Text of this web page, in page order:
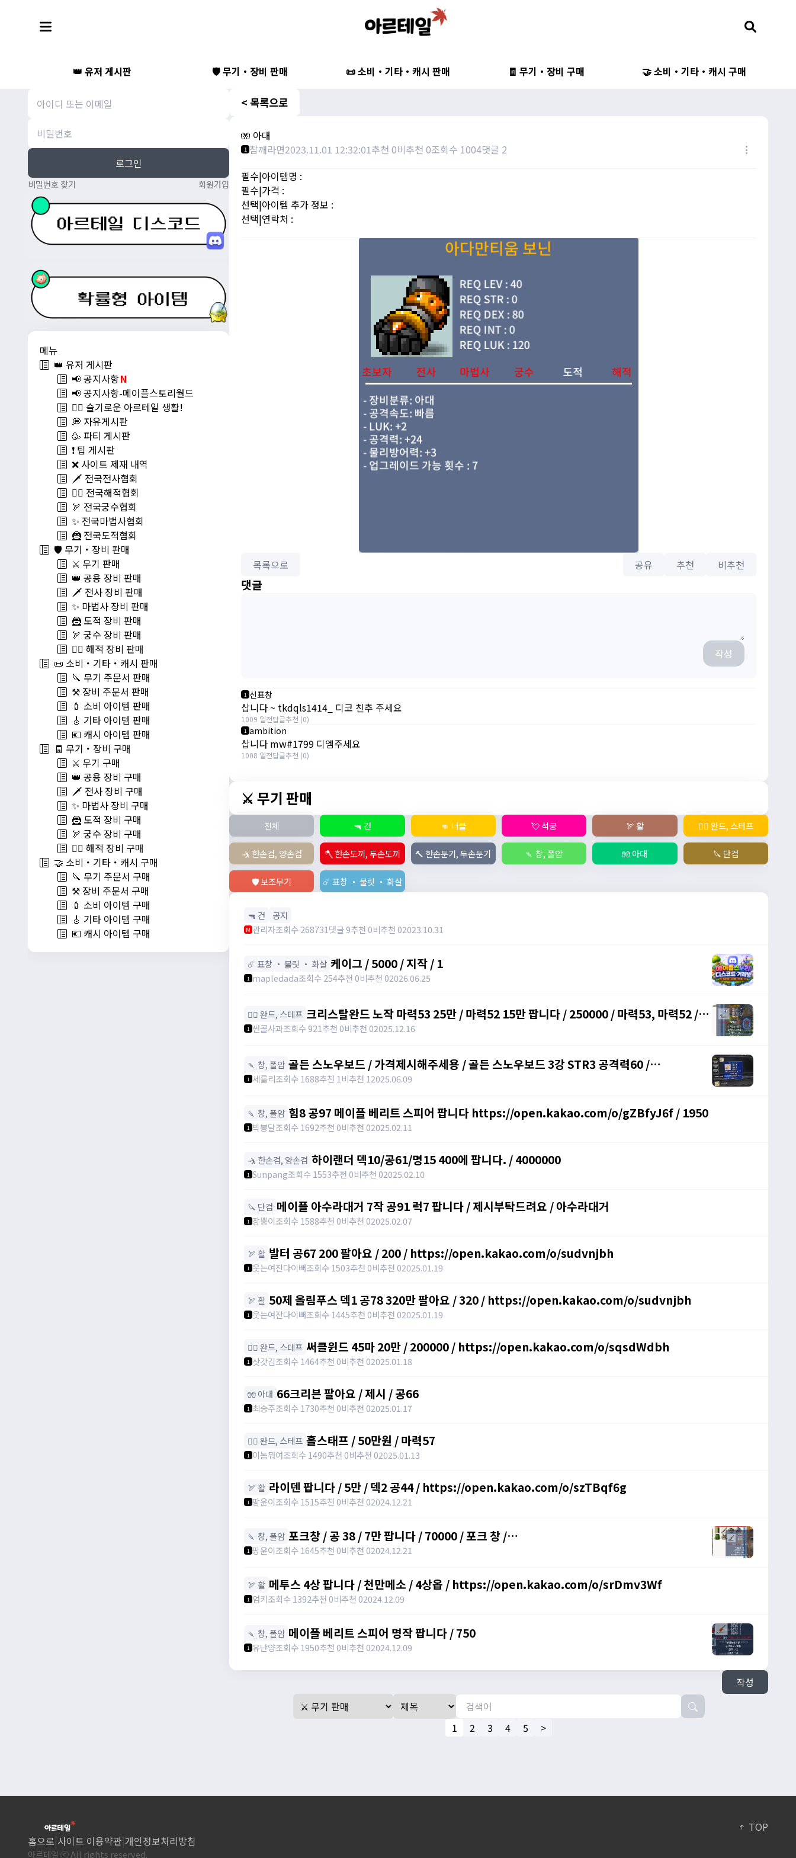
👑 유저 게시판 🛡️ 무기・장비 판매 📜 소비・기타・캐시 판매 🧾 무기・장비 구매 🤝 소비・기타・캐시 구매
로그인
비밀번호 찾기 회원가입
메뉴
👑 유저 게시판
📢 공지사항N
📢 공지사항-메이플스토리월드
💁‍♂ 슬기로운 아르테일 생활!
💭 자유게시판
🥳 파티 게시판
❗️ 팁 게시판
❌ 사이트 제재 내역
🗡️ 전국전사협회
🏴‍☠️ 전국해적협회
🏹 전국궁수협회
✨ 전국마법사협회
🦹 전국도적협회
🛡️ 무기・장비 판매
⚔️ 무기 판매
👑 공용 장비 판매
🗡️ 전사 장비 판매
✨ 마법사 장비 판매
🦹 도적 장비 판매
🏹 궁수 장비 판매
🏴‍☠️ 해적 장비 판매
📜 소비・기타・캐시 판매
🔪 무기 주문서 판매
⚒️ 장비 주문서 판매
🍼 소비 아이템 판매
🎸 기타 아이템 판매
💶 캐시 아이템 판매
🧾 무기・장비 구매
⚔️ 무기 구매
👑 공용 장비 구매
🗡️ 전사 장비 구매
✨ 마법사 장비 구매
🦹 도적 장비 구매
🏹 궁수 장비 구매
🏴‍☠️ 해적 장비 구매
🤝 소비・기타・캐시 구매
🔪 무기 주문서 구매
⚒️ 장비 주문서 구매
🍼 소비 아이템 구매
🎸 기타 아이템 구매
💶 캐시 아이템 구매
< 목록으로
🧤 아대
1 참깨라면2023.11.01 12:32:01추천 0비추천 0조회수 1004댓글 2
필수|아이템명 :
필수|가격 :
선택|아이템 추가 정보 :
선택|연락처 :
목록으로 공유 추천 비추천
댓글
작성
1 신표창
삽니다 ~ tkdqls1414_ 디코 친추 주세요
1009 일전답글추천 (0)
1 ambition
삽니다 mw#1799 디엠주세요
1008 일전답글추천 (0)
⚔️ 무기 판매
전체 🔫 건 👊 너클 💘 석궁 🏹 활 🧙‍♀️ 완드, 스테프
🤺 한손검, 양손검 🪓 한손도끼, 두손도끼 🔨 한손둔기, 두손둔기 🍡 창, 폴암 🧤 아대 🔪 단검
🛡️ 보조무기 ☄️ 표창 ・ 불릿 ・ 화살
🔫 건 공지
M 관리자조회수 268731댓글 9추천 0비추천 02023.10.31
☄️ 표창 ・ 불릿 ・ 화살 케이그 / 5000 / 지작 / 1
1 mapledada조회수 254추천 0비추천 02026.06.25
🧙‍♀️ 완드, 스테프 크리스탈완드 노작 마력53 25만 / 마력52 15만 팝니다 / 250000 / 마력53, 마력52 /
https://open.kakao.com/o/sdHYKEcg
1 썬콜사과조회수 921추천 0비추천 02025.12.16
🍡 창, 폴암 골든 스노우보드 / 가격제시해주세용 / 골든 스노우보드 3강 STR3 공격력60 /
awwy3820@naver.com
1 세를리조회수 1688추천 1 비추천 12025.06.09
🍡 창, 폴암 힘8 공97 메이플 베리트 스피어 팝니다 https://open.kakao.com/o/gZBfyJ6f / 1950
1 박봉달조회수 1692추천 0비추천 02025.02.11
🤺 한손검, 양손검 하이랜더 덱10/공61/명15 400에 팝니다. / 4000000
1 Sunpang조회수 1553추천 0비추천 02025.02.10
🔪 단검 메이플 아수라대거 7작 공91 럭7 팝니다 / 제시부탁드려요 / 아수라대거
1 장뿡이조회수 1588추천 0비추천 02025.02.07
🏹 활 발터 공67 200 팔아요 / 200 / https://open.kakao.com/o/sudvnjbh
1 웃는여잔다이뻐조회수 1503추천 0비추천 02025.01.19
🏹 활 50제 올림푸스 덱1 공78 320만 팔아요 / 320 / https://open.kakao.com/o/sudvnjbh
1 웃는여잔다이뻐조회수 1445추천 0비추천 02025.01.19
🧙‍♀️ 완드, 스테프 써클윈드 45마 20만 / 200000 / https://open.kakao.com/o/sqsdWdbh
1 삿갓김조회수 1464추천 0비추천 02025.01.18
🧤 아대 66크리븐 팔아요 / 제시 / 공66
1 최승주조회수 1730추천 0비추천 02025.01.17
🧙‍♀️ 완드, 스테프 홀스태프 / 50만원 / 마력57
1 이놈뭐여조회수 1490추천 0비추천 02025.01.13
🏹 활 라이덴 팝니다 / 5만 / 덱2 공44 / https://open.kakao.com/o/szTBqf6g
1 팡윤이조회수 1515추천 0비추천 02024.12.21
🍡 창, 폴암 포크창 / 공 38 / 7만 팝니다 / 70000 / 포크 창 /
https://open.kakao.com/o/szTBqf6g
1 팡윤이조회수 1645추천 0비추천 02024.12.21
🏹 활 메투스 4상 팝니다 / 천만메소 / 4상옵 / https://open.kakao.com/o/srDmv3Wf
1 엄키조회수 1392추천 0비추천 02024.12.09
🍡 창, 폴암 메이플 베리트 스피어 명작 팝니다 / 750
1 유난양조회수 1950추천 0비추천 02024.12.09
작성
1 2 3 4 5 >
TOP
홈으로 사이트 이용약관 개인정보처리방침
아르테일 ⓒ All rights reserved.